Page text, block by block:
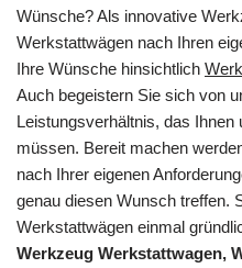
Wünsche? Als innovative
Werkstattwägen nach Ihren
Ihre Wünsche hinsichtlich
Auch begeistern Sie sich von
Leistungsverhältnis, das
müssen. Bereit machen
nach Ihrer eigenen
genau diesen Wunsch treffen.
Werkstattwägen einmal
Werkzeug Werkstattwagen,